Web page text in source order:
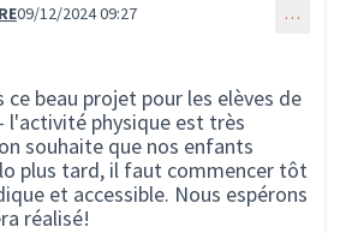
09/12/2024 09:27 …
ce beau projet pour les elèves de
l'activité physique est très
souhaite que nos enfants
plus tard, il faut commencer tôt
et accessible. Nous espérons
réalisé!